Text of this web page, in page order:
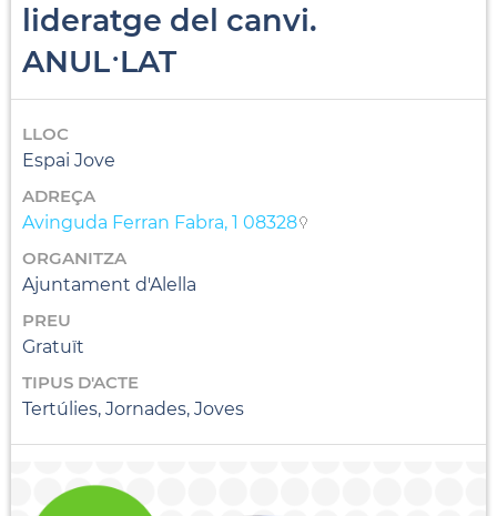
lideratge del canvi.
ANUL·LAT
LLOC
Espai Jove
ADREÇA
Avinguda Ferran Fabra, 1 08328
ORGANITZA
Ajuntament d'Alella
PREU
Gratuït
TIPUS D'ACTE
Tertúlies, Jornades, Joves